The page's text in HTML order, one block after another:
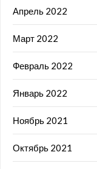
Апрель 2022
Март 2022
Февраль 2022
Январь 2022
Ноябрь 2021
Октябрь 2021